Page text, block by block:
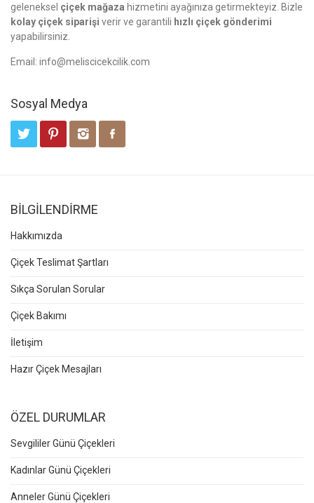
geleneksel çiçek mağaza hizmetini ayağınıza getirmekteyiz. Bizle
kolay çiçek siparişi verir ve garantili hızlı çiçek gönderimi
yapabilirsiniz.
Email: info@meliscicekcilik.com
Sosyal Medya
BİLGİLENDİRME
Hakkımızda
Çiçek Teslimat Şartları
Sıkça Sorulan Sorular
Çiçek Bakımı
İletişim
Hazır Çiçek Mesajları
ÖZEL DURUMLAR
Sevgililer Günü Çiçekleri
Kadınlar Günü Çiçekleri
Anneler Günü Çiçekleri